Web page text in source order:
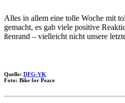
Al­les in al­lem ei­ne tol­le Wo­che mit
ge­macht, es gab vie­le po­si­ti­ve
ßen­rand – viel­leicht nicht un­se­re
Quelle: DFG-VK
Foto: Bike for Peace